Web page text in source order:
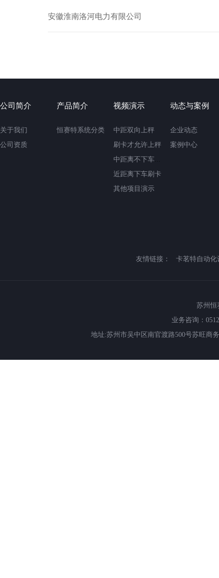
安徽淮南洛河电力有限公司
公司简介
关于我们
公司资质
产品简介
恒赛特系统分类
视频演示
中距双向上秤
刷卡才允许上秤
近距离下车刷卡
其他项目演示
动态与案例
企业动态
案例中心
友情链接： 卡茗特自动
苏州
业务咨询：
地址:苏州市吴中区南官渡路500号苏旺商